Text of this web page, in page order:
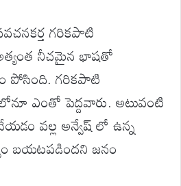
గరికపాటి
నీచమైన భాషతో
పోసింది. గరికపాటి
ఎంతో పెద్దవారు. అటువంటి
వల్ల అన్వేష్ లో ఉన్న
బయటపడిందని జనం